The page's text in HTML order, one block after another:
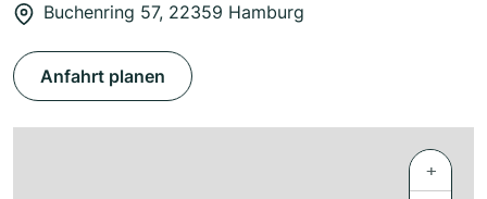
Buchenring 57, 22359 Hamburg
Anfahrt planen
+